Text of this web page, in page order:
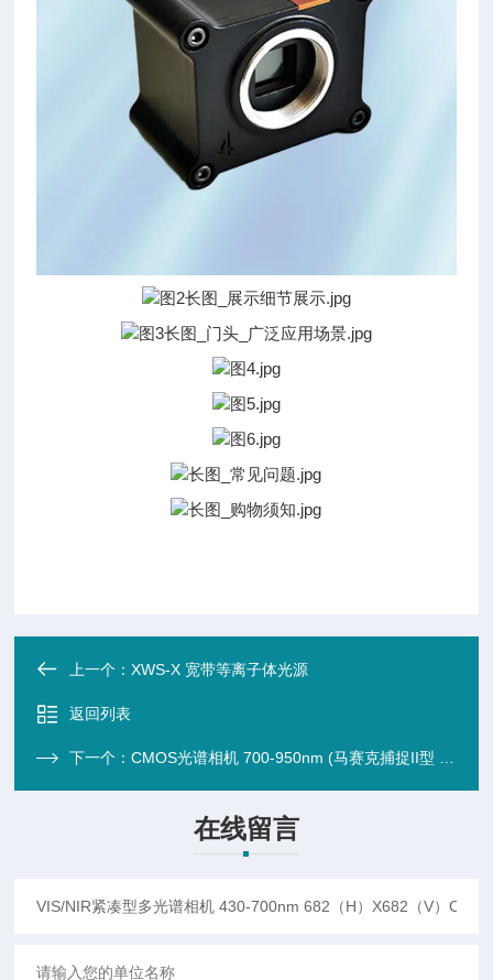
上一个：XWS-X 宽带等离子体光源
返回列表
下一个：CMOS光谱相机 700-950nm (马赛克捕捉II型 集成FP腔像素滤波器 4×4 M
在线留言